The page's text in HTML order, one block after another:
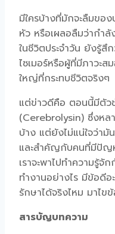
มีใครบ้างที่มักจะลืมขอ
หัว หรือเผลอลืมว่ากำลั
ในชีวิตประจำวัน ยังรู้สึ
ไซเมอร์หรือผู้ที่มีภาวะ
ใหญ่ที่กระทบชีวิตจริงๆ
แต่ข่าวดีคือ ตอนนี้มีตัว
(Cerebrolysin) ซึ่งหล
บ้าง แต่ยังไม่แน่ใจว่ามั
และสำคัญกับคนที่มีปัญ
เราจะพาไปทำความรู้จัก
ทำงานอย่างไร มีข้อดีอ
รักษาได้จริงไหม มาไข
สารบัญบทความ